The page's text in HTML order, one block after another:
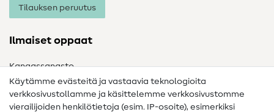
Tilauksen peruutus
Ilmaiset oppaat
Kangassanasto
Ompelusanasto
Ompeluohjeet
Käytämme evästeitä ja vastaavia teknologioita
verkkosivustollamme ja käsittelemme verkkosivustomme
vierailijoiden henkilötietoja (esim. IP-osoite), esimerkiksi